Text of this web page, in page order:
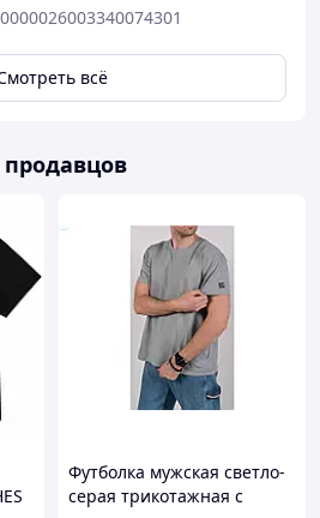
всё
Футболка мужская светло-
серая трикотажная с